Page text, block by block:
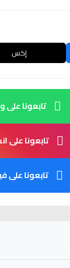
إكس
تابعونا على
تابعونا على
تابعونا على